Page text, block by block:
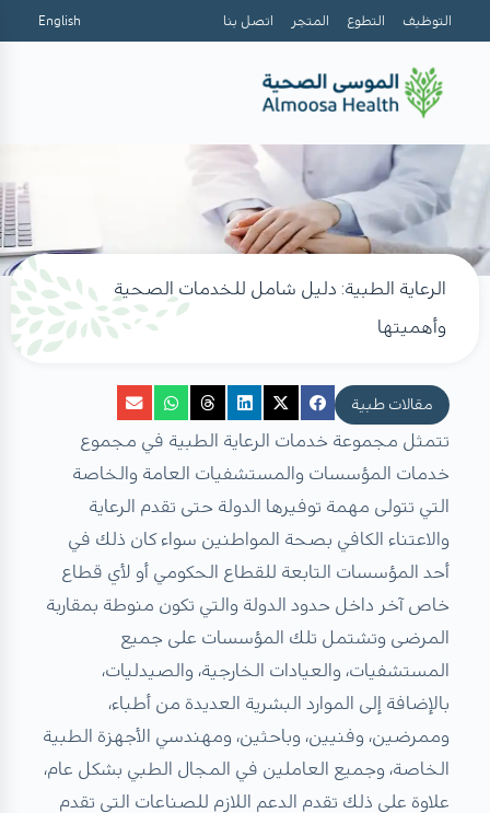
التوظيف التطوع المتجر اتصل بنا English
الرعاية الطبية: دليل شامل للخدمات الصحية
وأهميتها
مقالات طبية
تتمثل مجموعة خدمات الرعاية الطبية في مجموع
خدمات المؤسسات والمستشفيات العامة والخاصة
التي تتولى مهمة توفيرها الدولة حتى تقدم الرعاية
والاعتناء الكافي بصحة المواطنين سواء كان ذلك في
أحد المؤسسات التابعة للقطاع الحكومي أو لأي قطاع
خاص آخر داخل حدود الدولة والتي تكون منوطة بمقاربة
المرضى وتشتمل تلك المؤسسات على جميع
المستشفيات، والعيادات الخارجية، والصيدليات،
بالإضافة إلى الموارد البشرية العديدة من أطباء،
وممرضين، وفنيين، وباحثين، ومهندسي الأجهزة الطبية
الخاصة، وجميع العاملين في المجال الطبي بشكل عام،
علاوة على ذلك تقدم الدعم اللازم للصناعات التي تقدم